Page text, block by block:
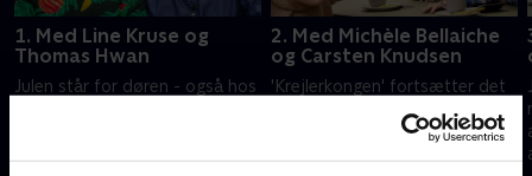
1. Med Line Kruse og
Thomas Hwan
Julen står for døren - også hos
2. Med Michèle Bellaiche
og Carsten Knudsen
'Krejlerkongen' fortsætter det
Sand fra 'The Julekalender',